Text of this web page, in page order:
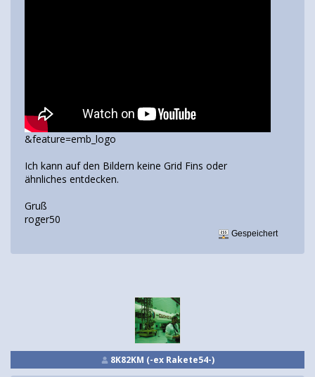
&feature=emb_logo
Ich kann auf den Bildern keine Grid Fins oder
ähnliches entdecken.
Gruß
roger50
Gespeichert
8K82KM (-ex Rakete54-)